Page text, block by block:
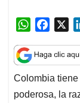
W
a
t
s
A
c
e
b
o
Colombia
poderosa, la